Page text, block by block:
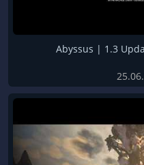
Abyssus | 1.3